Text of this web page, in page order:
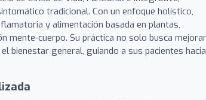
tradicional. Con un enfoque holístico,
y alimentación basada en plantas,
mente-cuerpo. Su práctica no solo busca
bienestar general, guiando a sus pacientes hacia